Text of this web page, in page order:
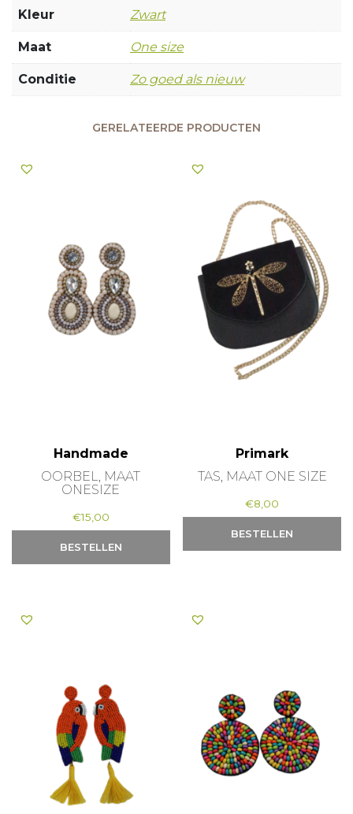
Kleur Zwart
Maat One size
Conditie Zo goed als nieuw
GERELATEERDE PRODUCTEN
Handmade
OORBEL, MAAT
ONESIZE
€15,00
BESTELLEN
Primark
TAS, MAAT ONE SIZE
€8,00
BESTELLEN